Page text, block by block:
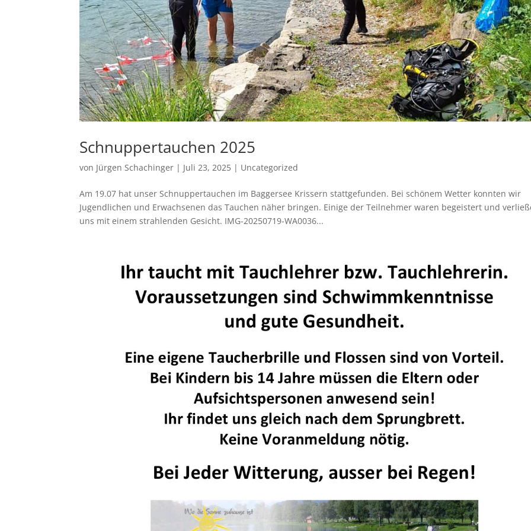
Schnuppertauchen 2025
von Jürgen Schachinger | Juli 23, 2025 | Uncategorized
Am 19.07 hat unser Schnuppertauchen im Baggersee Krissern stattgefunden. Bei schönem Wetter konnten wir
Jugendlichen und Erwachsenen das Tauchen näher bringen. Einige der Teilnehmer waren begeistert und
uns mit einem strahlenden Gesicht. IMG-20250719-WA0036...